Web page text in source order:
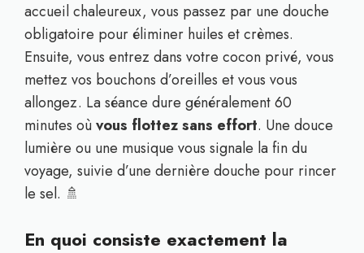
accueil chaleureux, vous passez par une douche
obligatoire pour éliminer huiles et crèmes.
Ensuite, vous entrez dans votre cocon privé, vous
mettez vos bouchons d’oreilles et vous vous
allongez. La séance dure généralement 60
minutes oùvous flottez sans effort. Une douce
lumière ou une musique vous signale la fin du
voyage, suivie d’une dernière douche pour rincer
le sel. 🚿
En quoi consiste exactement la